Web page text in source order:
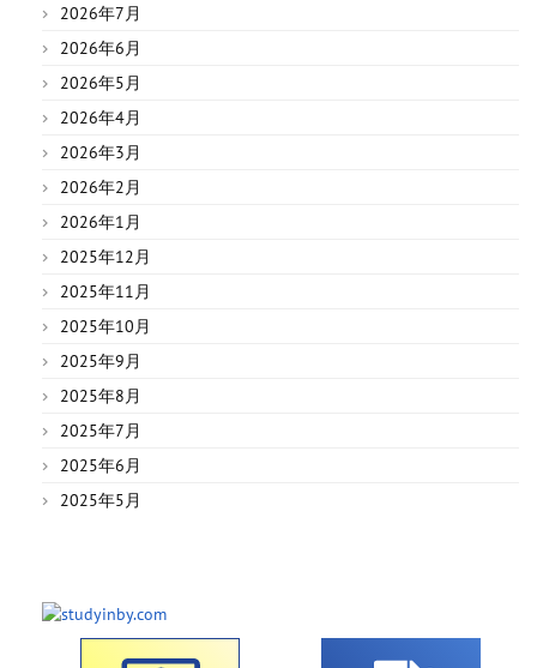
2026年7月
2026年6月
2026年5月
2026年4月
2026年3月
2026年2月
2026年1月
2025年12月
2025年11月
2025年10月
2025年9月
2025年8月
2025年7月
2025年6月
2025年5月